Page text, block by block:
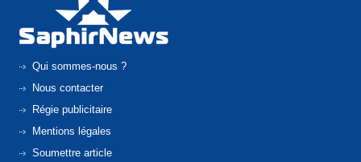
Qui sommes-nous ?
Nous contacter
Régie publicitaire
Mentions légales
Soumettre article